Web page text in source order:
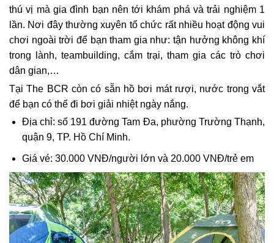
thú vị mà gia đình bạn nên tới khám phá và trải nghiệm 1
lần. Nơi đây thường xuyên tổ chức rất nhiều hoạt động vui
chơi ngoài trời để bạn tham gia như: tận hưởng không khí
trong lành, teambuilding, cắm trại, tham gia các trò chơi
dân gian,…
Tại The BCR còn có sẵn hồ bơi mát rượi, nước trong vắt
để bạn có thể đi bơi giải nhiệt ngày nắng.
Địa chỉ: số 191 đường Tam Đa, phường Trường Thạnh,
quận 9, TP. Hồ Chí Minh.
Giá vé: 30.000 VNĐ/người lớn và 20.000 VNĐ/trẻ em